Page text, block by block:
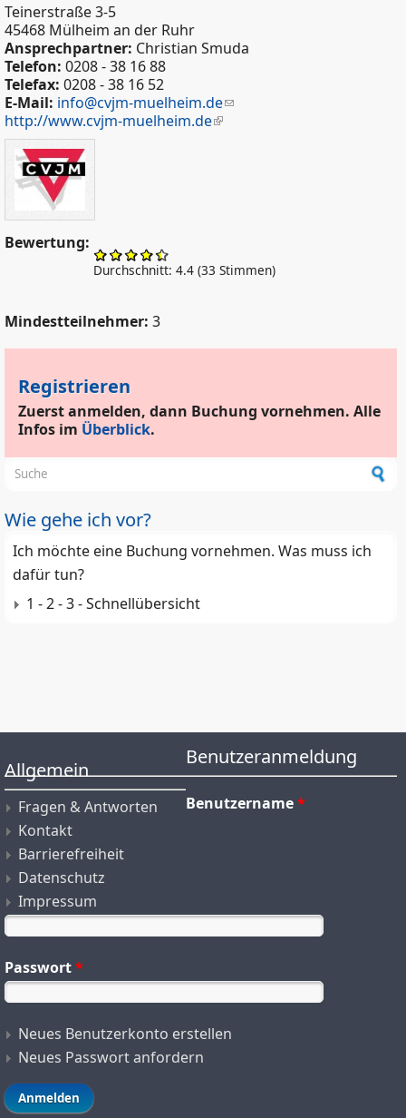
Teinerstraße 3-5
45468 Mülheim an der Ruhr
Ansprechpartner: Christian Smuda
Telefon: 0208 - 38 16 88
Telefax: 0208 - 38 16 52
E-Mail: info@cvjm-muelheim.de
http://www.cvjm-muelheim.de
Bewertung:
Durchschnitt: 4.4 (33 Stimmen)
Mindestteilnehmer: 3
Registrieren
Zuerst anmelden, dann Buchung vornehmen. Alle
Infos im Überblick.
Suchformular
Wie gehe ich vor?
Ich möchte eine Buchung vornehmen. Was muss ich
dafür tun?
1 - 2 - 3 - Schnellübersicht
Allgemein
Fragen & Antworten
Kontakt
Barrierefreiheit
Datenschutz
Impressum
Benutzeranmeldung
Benutzername*
Passwort*
Neues Benutzerkonto erstellen
Neues Passwort anfordern